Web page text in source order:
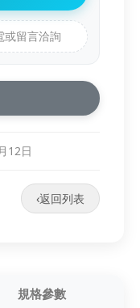
或留言洽詢
12日
‹返回列表
規格參數